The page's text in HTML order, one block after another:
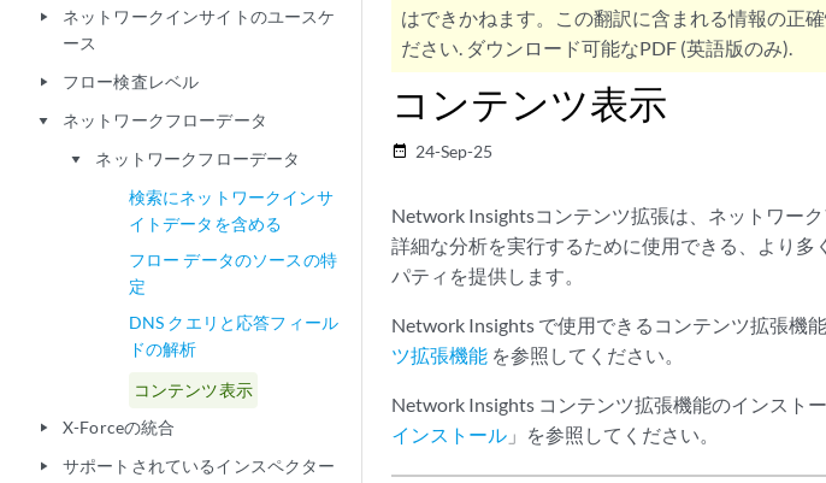
play_arrow
ネットワークインサイトのユースケ
ース
play_arrow フロー検査レベル
play_arrow ネットワークフローデータ
play_arrow
ネットワークフローデータ
検索にネットワークインサ
イトデータを含める
フロー データのソースの特
定
DNS クエリと応答フィール
ドの解析
コンテンツ表示
play_arrow X-Forceの統合
play_arrow サポートされているインスペクター
はできかねます。この翻訳に含まれる情報の正
ださい. ダウンロード可能なPDF (英語版のみ).
コンテンツ表示
date_range 24-Sep-25
Network Insightsコンテンツ拡張は、ネットワー
詳細な分析を実行するために使用できる、より多
パティを提供します。
Network Insights で使用できるコンテンツ拡張機
ツ拡張機能 を参照してください。
Network Insights コンテンツ拡張機能のインスト
インストール 」を参照してください。